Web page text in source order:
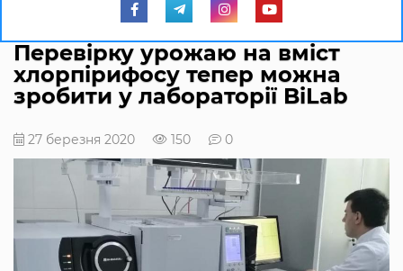
Перевірку урожаю на вміст
хлорпірифосу тепер можна
зробити у лабораторії BiLab
27 березня 2020 150 0